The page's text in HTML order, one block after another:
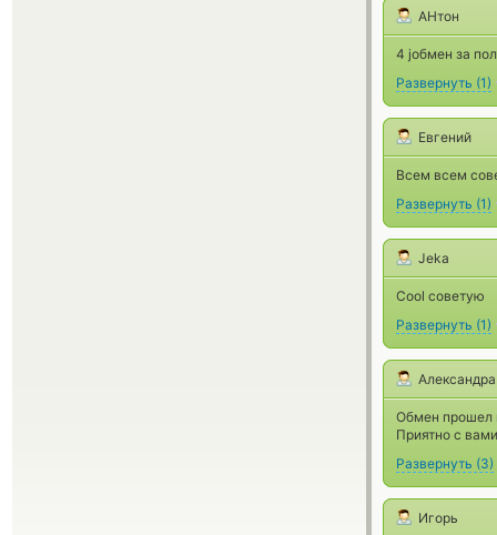
АНтон
4 jобмен за
Развернуть (1)
Евгений
Всем всем
Развернуть (1)
Jeka
Cool советую
Развернуть (1)
Александра
Обмен прошел
Приятно с
Развернуть (3)
Игорь